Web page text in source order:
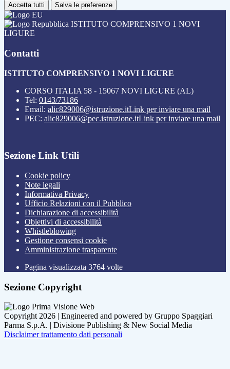
Accetta tutti Salva le preferenze
ISTITUTO COMPRENSIVO 1 NOVI
LIGURE
Contatti
ISTITUTO COMPRENSIVO 1 NOVI LIGURE
CORSO ITALIA 58 - 15067 NOVI LIGURE (AL)
Tel: 0143/73186
Email: alic829006@istruzione.itLink per inviare una mail
PEC: alic829006@pec.istruzione.itLink per inviare una mail
Sezione Link Utili
Cookie policy
Note legali
Informativa Privacy
Ufficio Relazioni con il Pubblico
Dichiarazione di accessibilità
Obiettivi di accessibilità
Whistleblowing
Gestione consensi cookie
Amministrazione trasparente
Pagina visualizzata 3764 volte
Sezione Copyright
Copyright 2026 | Engineered and powered by Gruppo Spaggiari
Parma S.p.A. | Divisione Publishing & New Social Media
Disclaimer trattamento dati personali